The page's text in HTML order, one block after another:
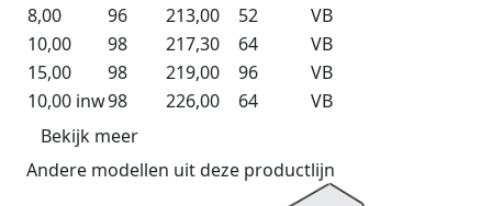
8,00
96 213,00 52
VB
10,00
98 217,30 64
VB
15,00
98 219,00 96
VB
10,00 inw98 226,00 64
VB
Bekijk meer
Andere modellen uit deze productlijn